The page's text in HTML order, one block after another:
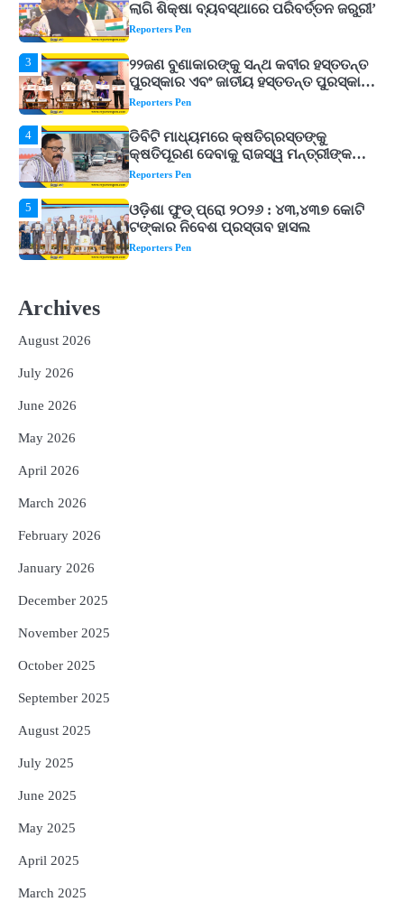
ପୁରସ୍କାର ଏବଂ ଜାତୀୟ ହସ୍ତତନ୍ତ ପୁରସ୍କାର
ପ୍ରଦାନ, ଓଡ଼ିଶାରୁ ୨ ଜଣଙ୍କୁ ମିଳିଲା
Reporters Pen
4
ଡିବିଟି ମାଧ୍ୟମରେ କ୍ଷତିଗ୍ରସ୍ତଙ୍କୁ
କ୍ଷତିପୂରଣ ଦେବାକୁ ରାଜସ୍ୱ ମନ୍ତ୍ରୀଙ୍କ
ନିର୍ଦ୍ଦେଶ
Reporters Pen
5
ଓଡ଼ିଶା ଫୁଡ୍ ପ୍ରୋ ୨୦୨୬ : ୪୩,୪୩୭ କୋଟି
ଟଙ୍କାର ନିବେଶ ପ୍ରସ୍ତାବ ହାସଲ
Reporters Pen
1
ଘରର ବାସ୍ତୁଦୋଷ ଦୂର କରିବ ଲିଲି ଫୁଲ!
Reporters Pen
5
Archives
August 2026
July 2026
June 2026
May 2026
April 2026
March 2026
February 2026
January 2026
December 2025
November 2025
October 2025
September 2025
August 2025
July 2025
June 2025
May 2025
April 2025
March 2025